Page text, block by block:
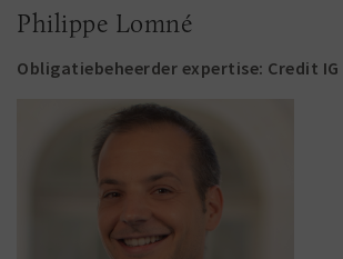
Philippe Lomné
Obligatiebeheerder expertise: Credit IG